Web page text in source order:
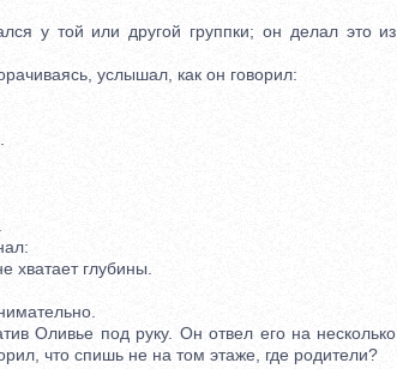
у той или другой группки; он делал это из
услышал, как он говорил:
хватает глубины.
Оливье под руку. Он отвел его на несколько
что спишь не на том этаже, где родители?